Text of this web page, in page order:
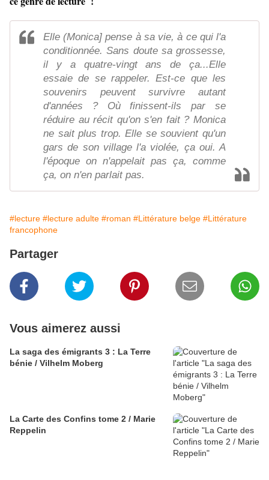
Elle (Monica] pense à sa vie, à ce qui l'a
conditionnée. Sans doute sa grossesse,
il y a quatre-vingt ans de ça...Elle
essaie de se rappeler. Est-ce que les
souvenirs peuvent survivre autant
d'années ? Où finissent-ils par se
réduire au récit qu'on s'en fait ? Monica
ne sait plus trop. Elle se souvient qu'un
gars de son village l'a violée, ça oui. A
l'époque on n'appelait pas ça, comme
ça, on n'en parlait pas.
#lecture #lecture adulte #roman #Littérature belge #Littérature
francophone
Partager
Vous aimerez aussi
La saga des émigrants 3 : La Terre
bénie / Vilhelm Moberg
La Carte des Confins tome 2 / Marie
Reppelin